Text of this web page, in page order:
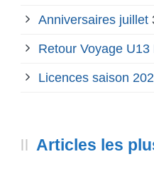
Anniversaires juillet
Retour Voyage U13
Licences saison
Articles les